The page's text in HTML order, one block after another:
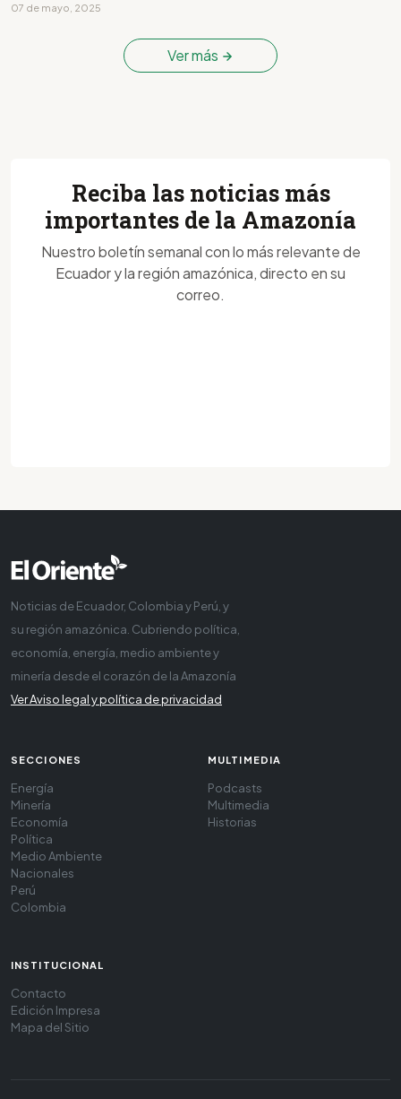
07 de mayo, 2025
Ver más
Reciba las noticias más
importantes de la Amazonía
Nuestro boletín semanal con lo más relevante de
Ecuador y la región amazónica, directo en su
correo.
Noticias de Ecuador, Colombia y Perú, y
su región amazónica. Cubriendo política,
economía, energía, medio ambiente y
minería desde el corazón de la Amazonía
Ver Aviso legal y política de privacidad
SECCIONES
Energía
Minería
Economía
Política
Medio Ambiente
Nacionales
Perú
Colombia
MULTIMEDIA
Podcasts
Multimedia
Historias
INSTITUCIONAL
Contacto
Edición Impresa
Mapa del Sitio